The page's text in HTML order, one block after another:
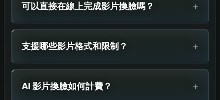
可以直接在線上完成影片換臉嗎？ +
支援哪些影片格式和限制？ +
AI 影片換臉如何計費？ +